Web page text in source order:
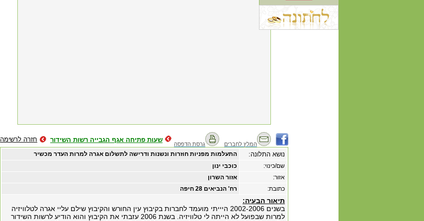
חזרה לרשימה שעות פתיחה אגף הגבייה רשות השידור
גרסת הדפסה המלץ לחברים
התעלמות מפניות חוזרות ונשנות ודרישה לתשלום אגרה למרות העדר מכשיר נושא התלונה:
כוכבי ינון
שם/כינוי:
אזור השרון
אזור:
רח' הנביאים 28 חיפה
כתובת:
תיאור הבעיה:
בשנים 2002-2006 היייתי מועמד לחברות בקיבוץ עין החורש והקיבוץ שילם עליי אגרה לטלוויזיה
למרות שבפועל לא הייתה לי טלוויזיה. בשנת 2006 עזבתי את הקיבוץ והוא הודיע לרשות השידור